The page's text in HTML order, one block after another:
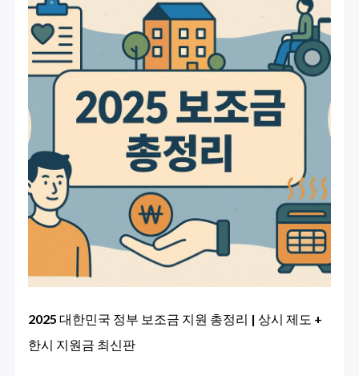
2025 대한민국 정부 보조금 지원 총정리 | 상시 제도 +
한시 지원금 최신판